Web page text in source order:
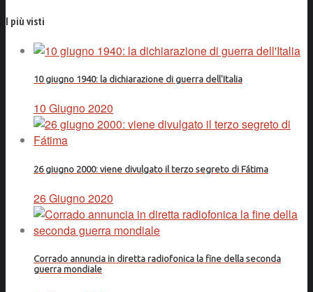
I più visti
10 giugno 1940: la dichiarazione di guerra dell'Italia
10 Giugno 2020
26 giugno 2000: viene divulgato il terzo segreto di Fátima
26 Giugno 2020
Corrado annuncia in diretta radiofonica la fine della seconda
guerra mondiale